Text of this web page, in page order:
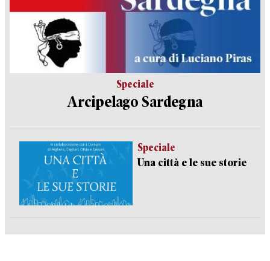
Speciale
Arcipelago Sardegna
Speciale
Una città e le sue storie